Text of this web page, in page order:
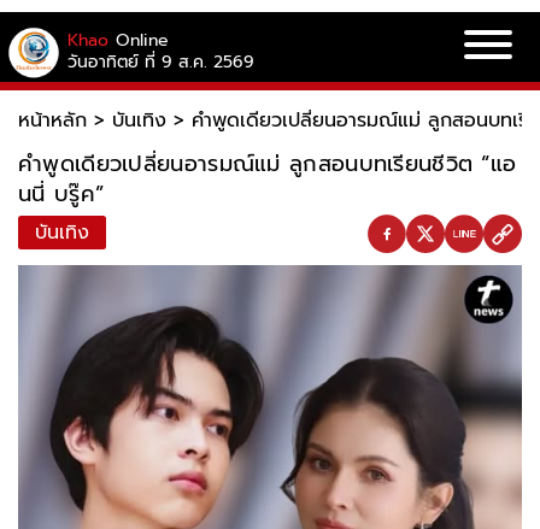
Khao Online
วันอาทิตย์ ที่ 9 ส.ค. 2569
หน้าหลัก > บันเทิง > คำพูดเดียวเปลี่ยนอารมณ์แม่ ลูกสอนบทเรี
คำพูดเดียวเปลี่ยนอารมณ์แม่ ลูกสอนบทเรียนชีวิต “แอ
นนี่ บรู๊ค”
บันเทิง